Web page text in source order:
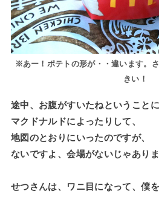
※あー！ポテトの形が・・違います。
きい！
途中、お腹がすいたねということに
マクドナルドによったりして、
地図のとおりにいったのですが、
ないですよ、会場がないじゃありま
せつさんは、ワニ目になって、僕を